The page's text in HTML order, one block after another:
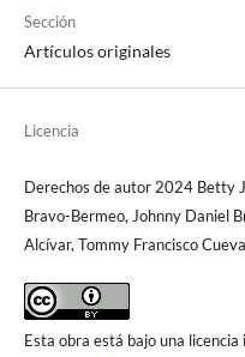
Sección
Artículos originales
Licencia
Derechos de autor 2024 Betty
Bravo-Bermeo, Johnny Daniel
Alcívar, Tommy Francisco
Esta obra está bajo una